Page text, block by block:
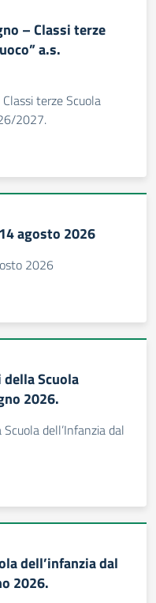
– Classi terze
a.s.
terze Scuola
2027.
agosto 2026
2026
Scuola
2026.
dell’Infanzia dal
dell’infanzia dal
2026.